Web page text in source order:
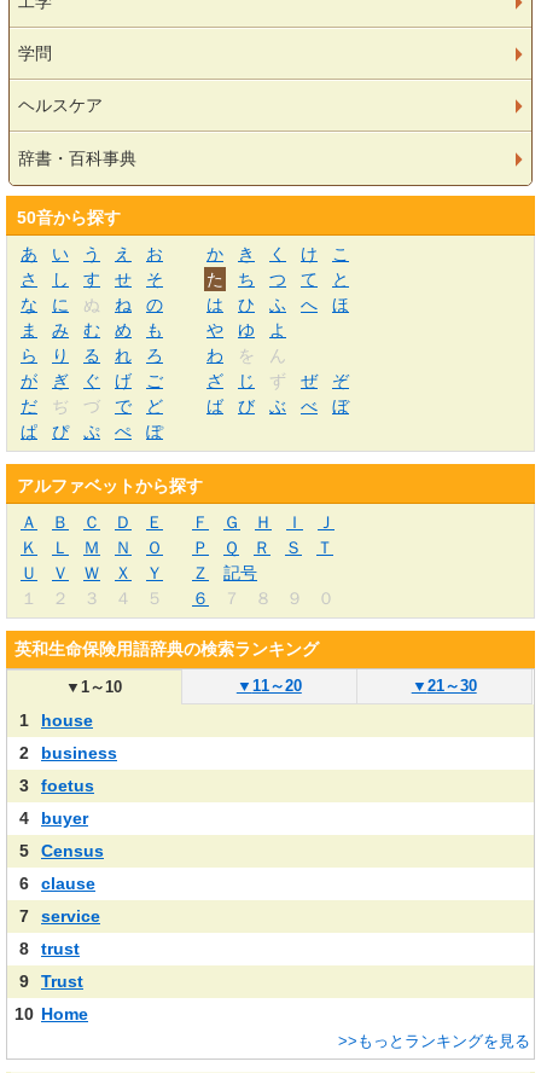
学問
ヘルスケア
辞書・百科事典
50音から探す
あ
い う え お か き く け
こ
さ
し す せ そ た ち つ て
と
な
に ぬ ね の は ひ ふ へ
ほ
ま
み む め も や ゆ
よ
ら
り る れ ろ わ を
ん
が
ぎ ぐ げ ご ざ じ ず ぜ
ぞ
だ
ぢ づ で ど ば び ぶ べ
ぼ
ぱ
ぴ ぷ ぺ ぽ
アルファベットから探す
Ａ
Ｂ Ｃ Ｄ Ｅ Ｆ Ｇ Ｈ Ｉ
Ｊ
Ｋ
Ｌ Ｍ Ｎ Ｏ Ｐ Ｑ Ｒ Ｓ
Ｔ
Ｕ
Ｖ Ｗ Ｘ Ｙ Ｚ
記号
１
２ ３ ４ ５ ６ ７ ８ ９ ０
英和生命保険用語辞典の検索ランキング
▼1～10 ▼ 11～20 ▼ 21～30
1
house
2
business
3
foetus
4
buyer
5
Census
6
clause
7
service
8
trust
9
Trust
10 Home
>>もっとランキングを見る